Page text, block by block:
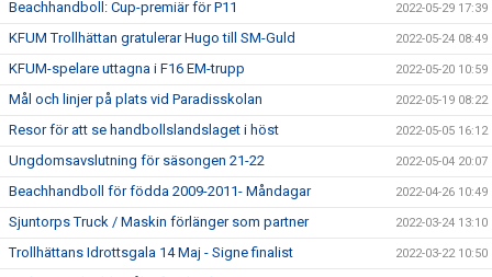
Beachhandboll: Cup-premiär för P11 2022-05-29 17:39
KFUM Trollhättan gratulerar Hugo till SM-Guld 2022-05-24 08:49
KFUM-spelare uttagna i F16 EM-trupp 2022-05-20 10:59
Mål och linjer på plats vid Paradisskolan 2022-05-19 08:22
Resor för att se handbollslandslaget i höst 2022-05-05 16:12
Ungdomsavslutning för säsongen 21-22 2022-05-04 20:07
Beachhandboll för födda 2009-2011- Måndagar 2022-04-26 10:49
Sjuntorps Truck / Maskin förlänger som partner 2022-03-24 13:10
Trollhättans Idrottsgala 14 Maj - Signe finalist 2022-03-22 10:50